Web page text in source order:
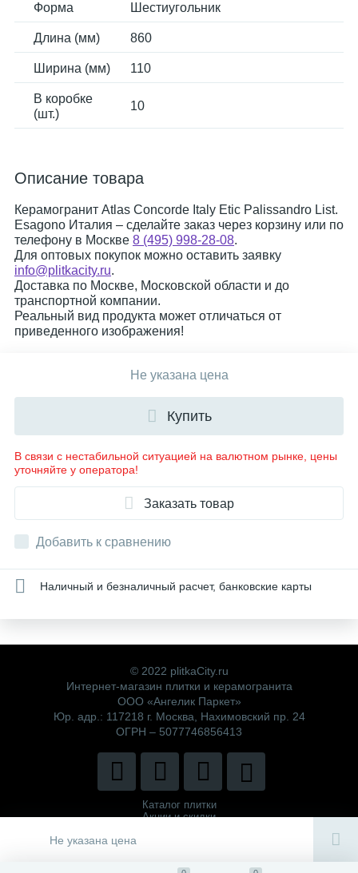
Форма Шестиугольник
Длина (мм) 860
Ширина (мм) 110
В коробке
(шт.)
10
Описание товара
Керамогранит Atlas Concorde Italy Etic Palissandro List.
Esagono Италия – сделайте заказ через корзину или по
телефону в Москве 8 (495) 998-28-08.
Для оптовых покупок можно оставить заявку
info@plitkacity.ru.
Доставка по Москве, Московской области и до
транспортной компании.
Реальный вид продукта может отличаться от
приведенного изображения!
Не указана цена
Не указана цена
Купить
В связи с нестабильной ситуацией на валютном рынке, цены
уточняйте у оператора!
Заказать товар
Добавить к сравнению
Наличный и безналичный расчет, банковские карты
© 2022 plitkaCity.ru
Интернет-магазин плитки и керамогранита
ООО «Ангелик Паркет»
Юр. адр.: 117218 г. Москва, Нахимовский пр. 24
ОГРН – 5077746856413
Каталог плитки
Акции и скидки